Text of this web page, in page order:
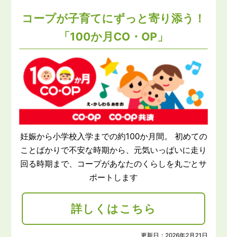
コープが子育てにずっと寄り添う！
「100か月CO・OP」
妊娠から小学校入学までの約100か月間。 初めての
ことばかりで不安な時期から、元気いっぱいに走り
回る時期まで、コープがあなたのくらしを丸ごとサ
ポートします
詳しくはこちら
更新日： 2026年2月21日